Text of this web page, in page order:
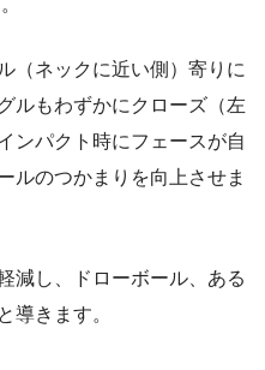
（ネックに近い側）寄りに
ルもわずかにクローズ（左
ンパクト時にフェースが自
ルのつかまりを向上させま
減し、ドローボール、ある
導きます。